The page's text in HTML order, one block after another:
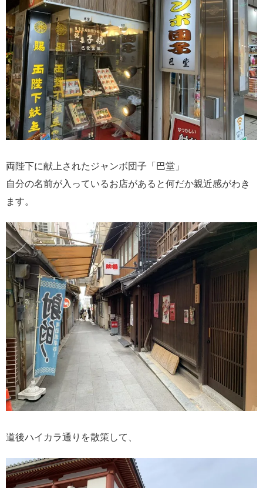
両陛下に献上されたジャンボ団子「巴堂」
自分の名前が入っているお店があると何だか親近感がわき
ます。
道後ハイカラ通りを散策して、